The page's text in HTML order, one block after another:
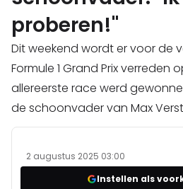
proberen!"
Dit weekend wordt er voor de
Formule 1 Grand Prix verreden
allereerste race werd
de schoonvader van Max
2 augustus 2025 03:00
Instellen als